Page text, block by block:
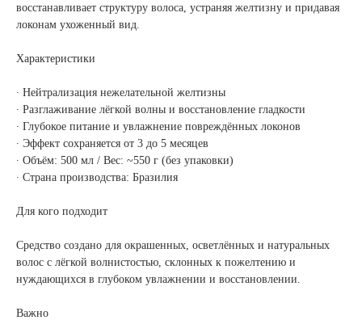
восстанавливает структуру волоса, устраняя желтизну и придавая
локонам ухоженный вид.
Характеристики
∙ Нейтрализация нежелательной желтизны
∙ Разглаживание лёгкой волны и восстановление гладкости
∙ Глубокое питание и увлажнение повреждённых локонов
∙ Эффект сохраняется от 3 до 5 месяцев
∙ Объём: 500 мл / Вес: ~550 г (без упаковки)
∙ Страна производства: Бразилия
Для кого подходит
Средство создано для окрашенных, осветлённых и натуральных
волос с лёгкой волнистостью, склонных к пожелтению и
нуждающихся в глубоком увлажнении и восстановлении.
Важно